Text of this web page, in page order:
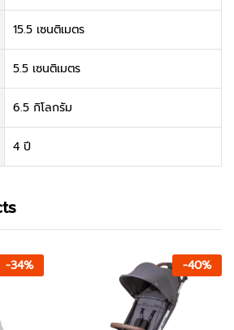
15.5 เซนติเมตร
5.5 เซนติเมตร
6.5 กิโลกรัม
4 ปี
-34% -40%